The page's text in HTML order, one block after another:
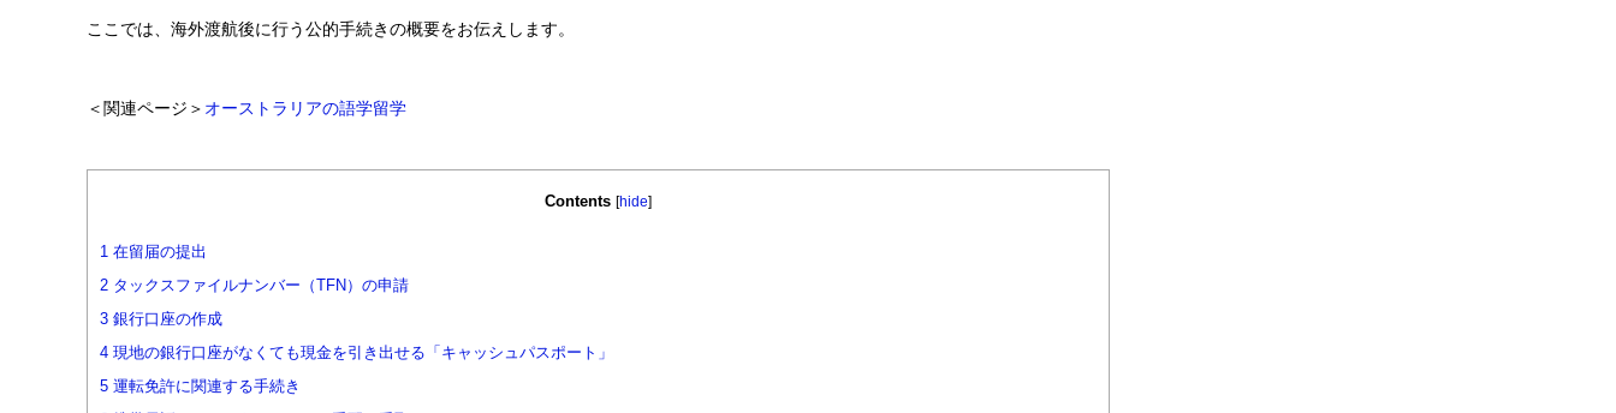
ここでは、海外渡航後に行う公的手続きの概要をお伝えします。
＜関連ページ＞ オーストラリアの語学留学
Contents [hide]
1 在留届の提出
2 タックスファイルナンバー（TFN）の申請
3 銀行口座の作成
4 現地の銀行口座がなくても現金を引き出せる「キャッシュパスポート」
5 運転免許に関連する手続き